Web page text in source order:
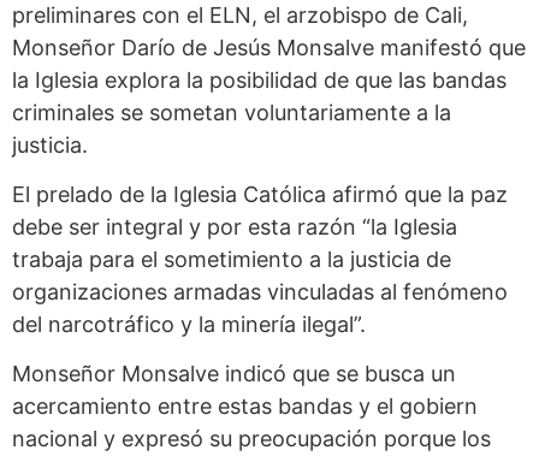
preliminares con el ELN, el arzobispo de Cali,
Monseñor Darío de Jesús Monsalve manifestó que
la Iglesia explora la posibilidad de que las bandas
criminales se sometan voluntariamente a la
justicia.
El prelado de la Iglesia Católica afirmó que la paz
debe ser integral y por esta razón “la Iglesia
trabaja para el sometimiento a la justicia de
organizaciones armadas vinculadas al fenómeno
del narcotráfico y la minería ilegal”.
Monseñor Monsalve indicó que se busca un
acercamiento entre estas bandas y el gobiern
nacional y expresó su preocupación porque los